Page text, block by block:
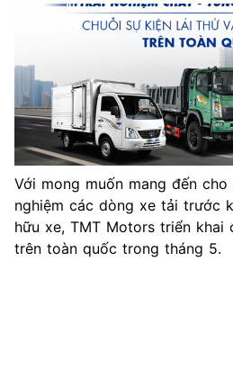
Với mong muốn mang đến
nghiệm các dòng xe tải trước
hữu xe, TMT Motors triển khai
trên toàn quốc trong tháng 5.